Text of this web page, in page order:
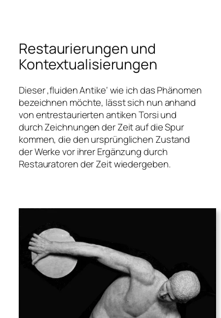
Restaurierungen und
Kontextualisierungen
Dieser ‚fluiden Antike‘ wie ich das Phänomen
bezeichnen möchte, lässt sich nun anhand
von entrestaurierten antiken Torsi und
durch Zeichnungen der Zeit auf die Spur
kommen, die den ursprünglichen Zustand
der Werke vor ihrer Ergänzung durch
Restauratoren der Zeit wiedergeben.